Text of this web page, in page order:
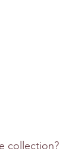
collection?